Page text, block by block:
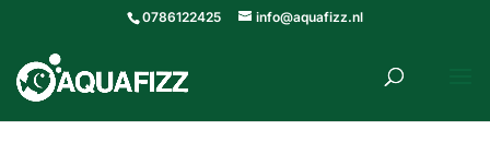
0786122425 info@aquafizz.nl